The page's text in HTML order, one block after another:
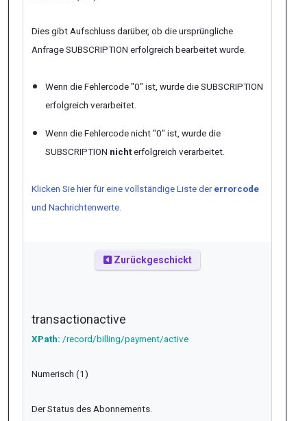
Dies gibt Aufschluss darüber, ob die ursprüngliche
Anfrage SUBSCRIPTION erfolgreich bearbeitet wurde.
Wenn die Fehlercode "0" ist, wurde die SUBSCRIPTION
erfolgreich verarbeitet.
Wenn die Fehlercode nicht "0" ist, wurde die
SUBSCRIPTION nichterfolgreich verarbeitet.
Klicken Sie hier für eine vollständige Liste dererrorcode
und Nachrichtenwerte.
Zurückgeschickt
transactionactive
XPath: /record/billing/payment/active
Numerisch (1)
Der Status des Abonnements.